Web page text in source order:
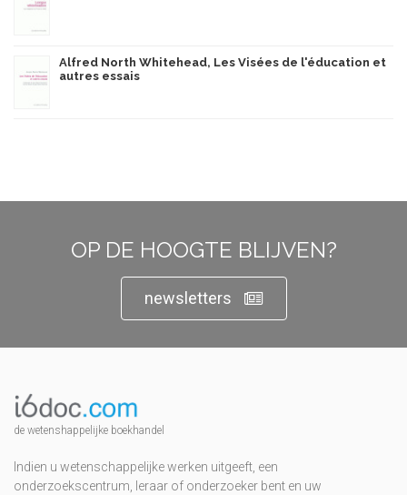
Alfred North Whitehead, Les Visées de l'éducation et
autres essais
OP DE HOOGTE BLIJVEN?
newsletters
de wetenshappelijke boekhandel
Indien u wetenschappelijke werken uitgeeft, een
onderzoekscentrum, leraar of onderzoeker bent en uw